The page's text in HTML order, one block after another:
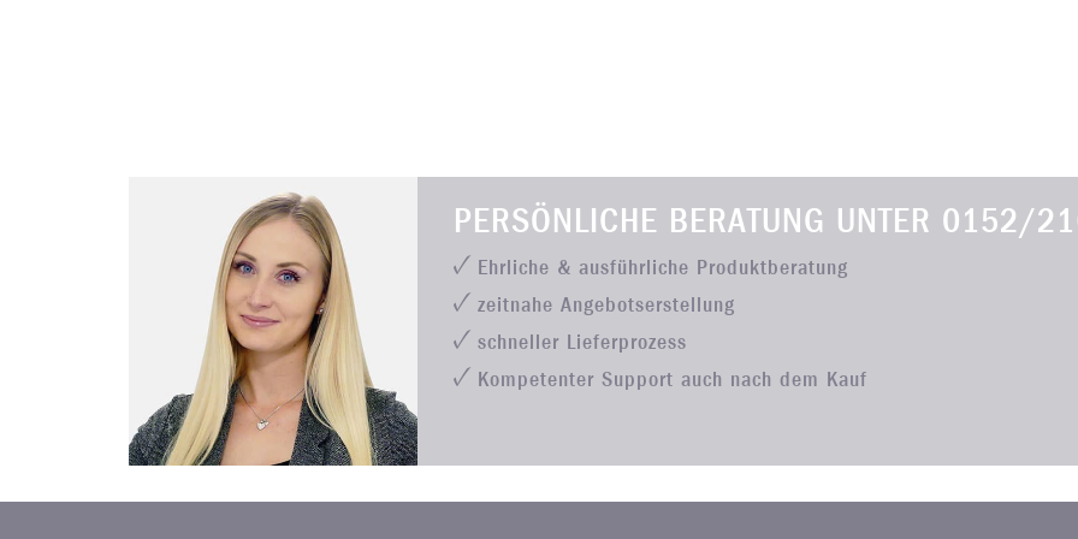
PERSÖNLICHE BERATUNG UNTER 0152/
Ehrliche & ausführliche Produktberatung
zeitnahe Angebotserstellung
schneller Lieferprozess
Kompetenter Support auch nach dem Kauf